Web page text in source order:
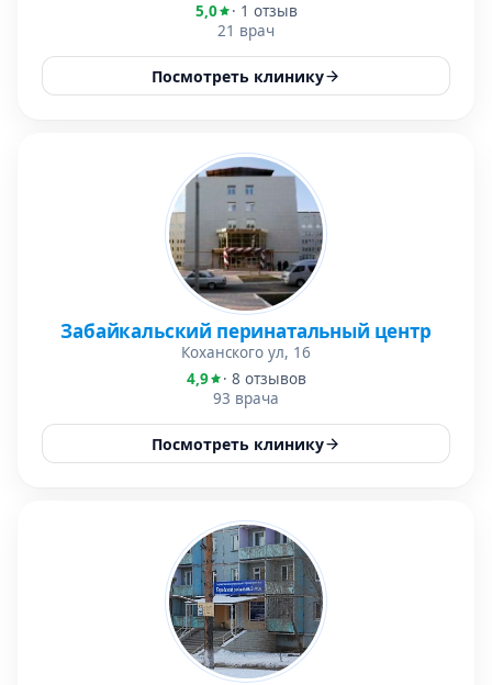
5,0
· 1 отзыв
21 врач
Посмотреть клинику
Забайкальский перинатальный центр
Коханского ул, 16
4,9
· 8 отзывов
93 врача
Посмотреть клинику